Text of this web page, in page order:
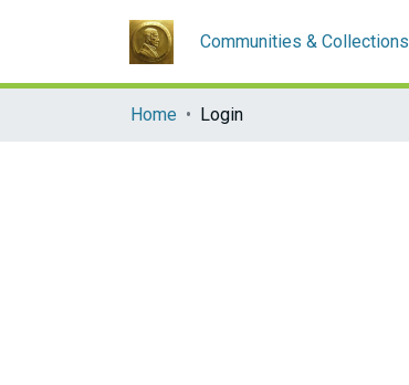
Communities & Collections
Home Login